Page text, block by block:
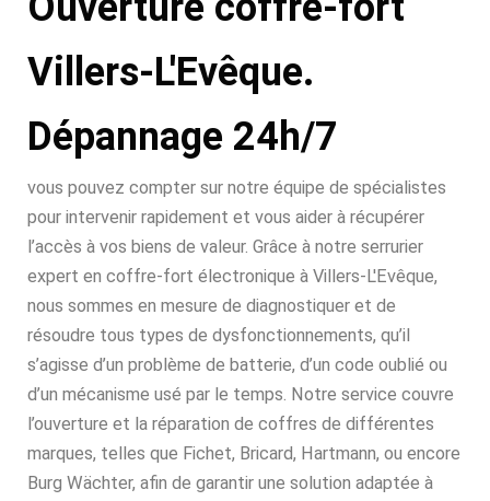
Villers-L'Evêque.
Dépannage 24h/7
vous pouvez compter sur notre équipe de spécialistes
pour intervenir rapidement et vous aider à récupérer
l’accès à vos biens de valeur. Grâce à notre serrurier
expert en coffre-fort électronique à Villers-L'Evêque,
nous sommes en mesure de diagnostiquer et de
résoudre tous types de dysfonctionnements, qu’il
s’agisse d’un problème de batterie, d’un code oublié ou
d’un mécanisme usé par le temps. Notre service couvre
l’ouverture et la réparation de coffres de différentes
marques, telles que Fichet, Bricard, Hartmann, ou encore
Burg Wächter, afin de garantir une solution adaptée à